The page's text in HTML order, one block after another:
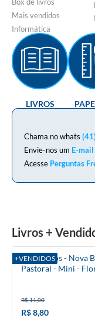
Mais vendidos
Informática
Chama no whats
Envie-nos um E-mail
Acesse Perguntas
LIVROS
Livros +
+VENDIDOS
Evangelhos - Nova
Pastoral - Mini -
R$ 11,00
R$ 8,80